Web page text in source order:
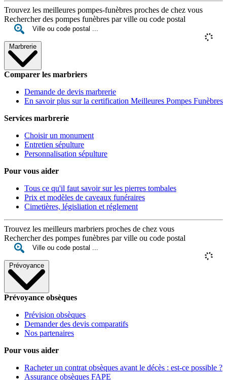
Trouvez les meilleures pompes-funèbres proches de chez vous
Rechercher des pompes funèbres par ville ou code postal
Marbrerie
Comparer les marbriers
Demande de devis marbrerie
En savoir plus sur la certification Meilleures Pompes Funèbres
Services marbrerie
Choisir un monument
Entretien sépulture
Personnalisation sépulture
Pour vous aider
Tous ce qu'il faut savoir sur les pierres tombales
Prix et modèles de caveaux funéraires
Cimetières, législiation et réglement
Trouvez les meilleurs marbriers proches de chez vous
Rechercher des pompes funèbres par ville ou code postal
Prévoyance
Prévoyance obsèques
Prévision obsèques
Demander des devis comparatifs
Nos partenaires
Pour vous aider
Racheter un contrat obsèques avant le décès : est-ce possible ?
Assurance obsèques FAPE